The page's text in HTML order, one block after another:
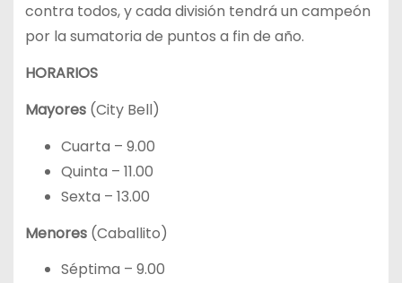
contra todos, y cada división tendrá un campeón
por la sumatoria de puntos a fin de año.
HORARIOS
Mayores (City Bell)
Cuarta – 9.00
Quinta – 11.00
Sexta – 13.00
Menores(Caballito)
Séptima – 9.00